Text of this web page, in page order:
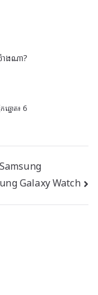
ង​ណា?
នោត៖ 6
Galaxy Watch